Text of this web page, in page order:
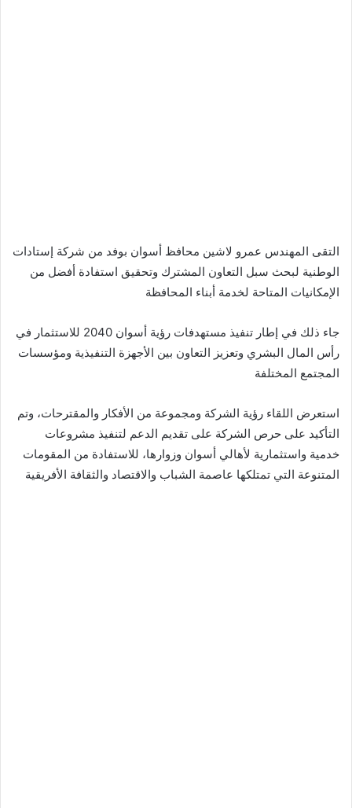
التقى المهندس عمرو لاشين محافظ أسوان بوفد من شركة إستادات
الوطنية لبحث سبل التعاون المشترك وتحقيق استفادة أفضل من
الإمكانيات المتاحة لخدمة أبناء المحافظة
جاء ذلك في إطار تنفيذ مستهدفات رؤية أسوان 2040 للاستثمار في
رأس المال البشري وتعزيز التعاون بين الأجهزة التنفيذية ومؤسسات
المجتمع المختلفة
استعرض اللقاء رؤية الشركة ومجموعة من الأفكار والمقترحات، وتم
التأكيد على حرص الشركة على تقديم الدعم لتنفيذ مشروعات
خدمية واستثمارية لأهالي أسوان وزوارها، للاستفادة من المقومات
المتنوعة التي تمتلكها عاصمة الشباب والاقتصاد والثقافة الأفريقية